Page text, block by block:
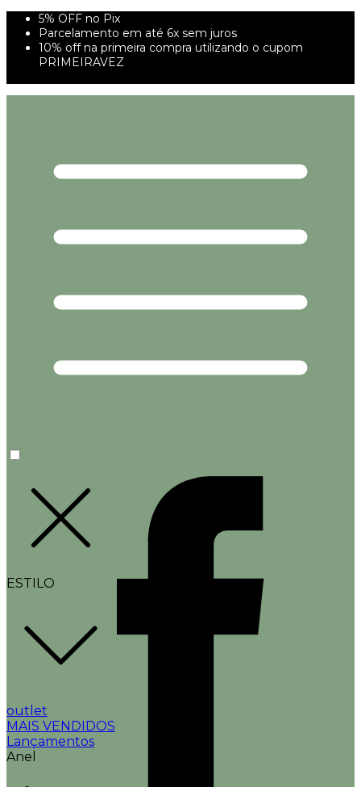
5% OFF no Pix
Parcelamento em até 6x sem juros
10% off na primeira compra utilizando o cupom
PRIMEIRAVEZ
ESTILO
outlet
MAIS VENDIDOS
Lançamentos
Anel